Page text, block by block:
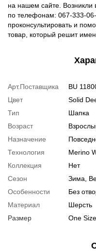
на нашем сайте. Возникли
по телефонам: 067-333-
проконсультировать и
товар, который решит
Арт.Поставщика
BU
Цвет
Solid
Тип
Шапка
Возраст
Назначение
Технология
Merino
Коллекция
Нет
Сезон
Зима,
Особенности
Без
Материал
Шерсть
Размер
One Size